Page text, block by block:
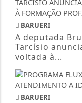
BARUERI
A deputada
Tarcísio
voltada à...
BARUERI